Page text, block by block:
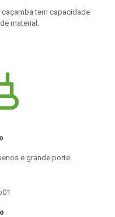
tem capacidade
material.
e grande porte.